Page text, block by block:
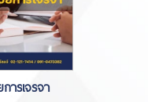
ารเจรจา